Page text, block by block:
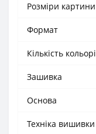
Розміри картини
Формат
Кількість
Зашивка
Основа
Техніка вишивки